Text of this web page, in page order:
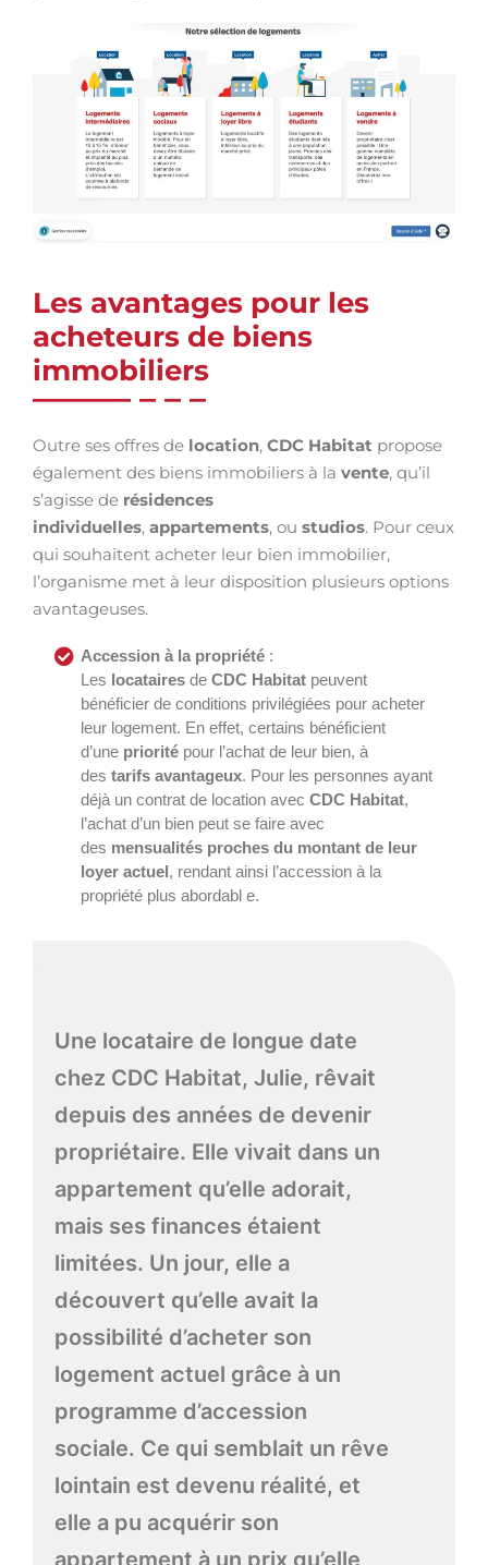
Les avantages pour les
acheteurs de biens
immobiliers
Outre ses offres de location, CDC Habitat propose
également des biens immobiliers à la vente, qu’il
s’agisse de résidences
individuelles, appartements, ou studios. Pour ceux
qui souhaitent acheter leur bien immobilier,
l’organisme met à leur disposition plusieurs options
avantageuses.
Accession à la propriété :
Les locataires de CDC Habitat peuvent
bénéficier de conditions privilégiées pour acheter
leur logement. En effet, certains bénéficient
d’une priorité pour l’achat de leur bien, à
des tarifs avantageux. Pour les personnes ayant
déjà un contrat de location avec CDC Habitat,
l’achat d’un bien peut se faire avec
des mensualités proches du montant de leur
loyer actuel, rendant ainsi l’accession à la
propriété plus abordabl e.
Une locataire de longue date
chez CDC Habitat, Julie, rêvait
depuis des années de devenir
propriétaire. Elle vivait dans un
appartement qu’elle adorait,
mais ses finances étaient
limitées. Un jour, elle a
découvert qu’elle avait la
possibilité d’acheter son
logement actuel grâce à un
programme d’accession
sociale. Ce qui semblait un rêve
lointain est devenu réalité, et
elle a pu acquérir son